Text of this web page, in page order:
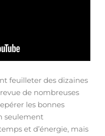
feuilleter des dizaines
de nombreuses
les bonnes
seulement
et d’énergie, mais